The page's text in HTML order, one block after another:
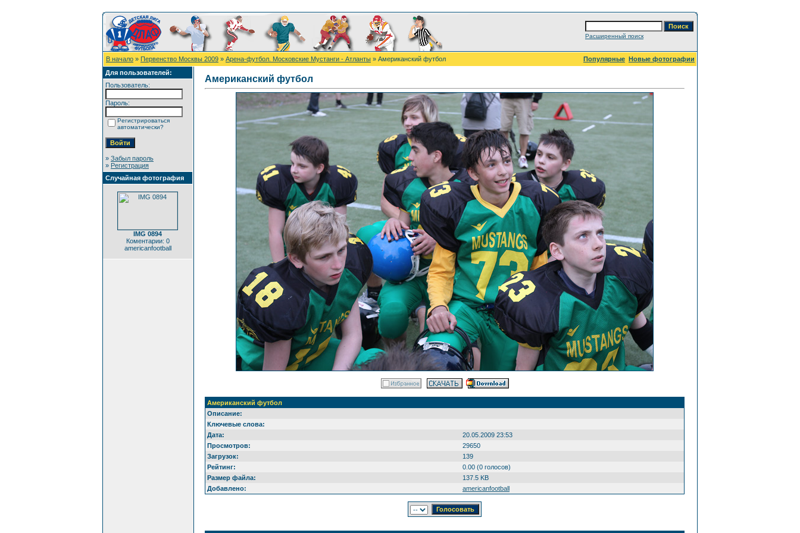
Расширенный поиск
В начало » Первенство Москвы 2009 » Арена-футбол. Московские Мустанги - Атланты » Американский футбол Популярные Новые фотографии
Для пользователей:
Пользователь:
Пароль:
Регистрироваться
автоматически?
» Забыл пароль
» Регистрация
Случайная фотография
IMG 0894
Коментарии: 0
americanfootball
Американский футбол
Американский футбол
Описание:
Ключевые слова:
Дата:
20.05.2009 23:53
Просмотров:
29650
Загрузок:
139
Рейтинг:
0.00 (0 голосов)
Размер файла:
137.5 KB
Добавлено:
americanfootball